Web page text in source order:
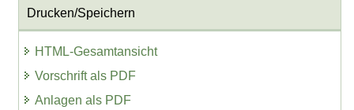
Drucken/Speichern
HTML-Gesamtansicht
Vorschrift als PDF
Anlagen als PDF